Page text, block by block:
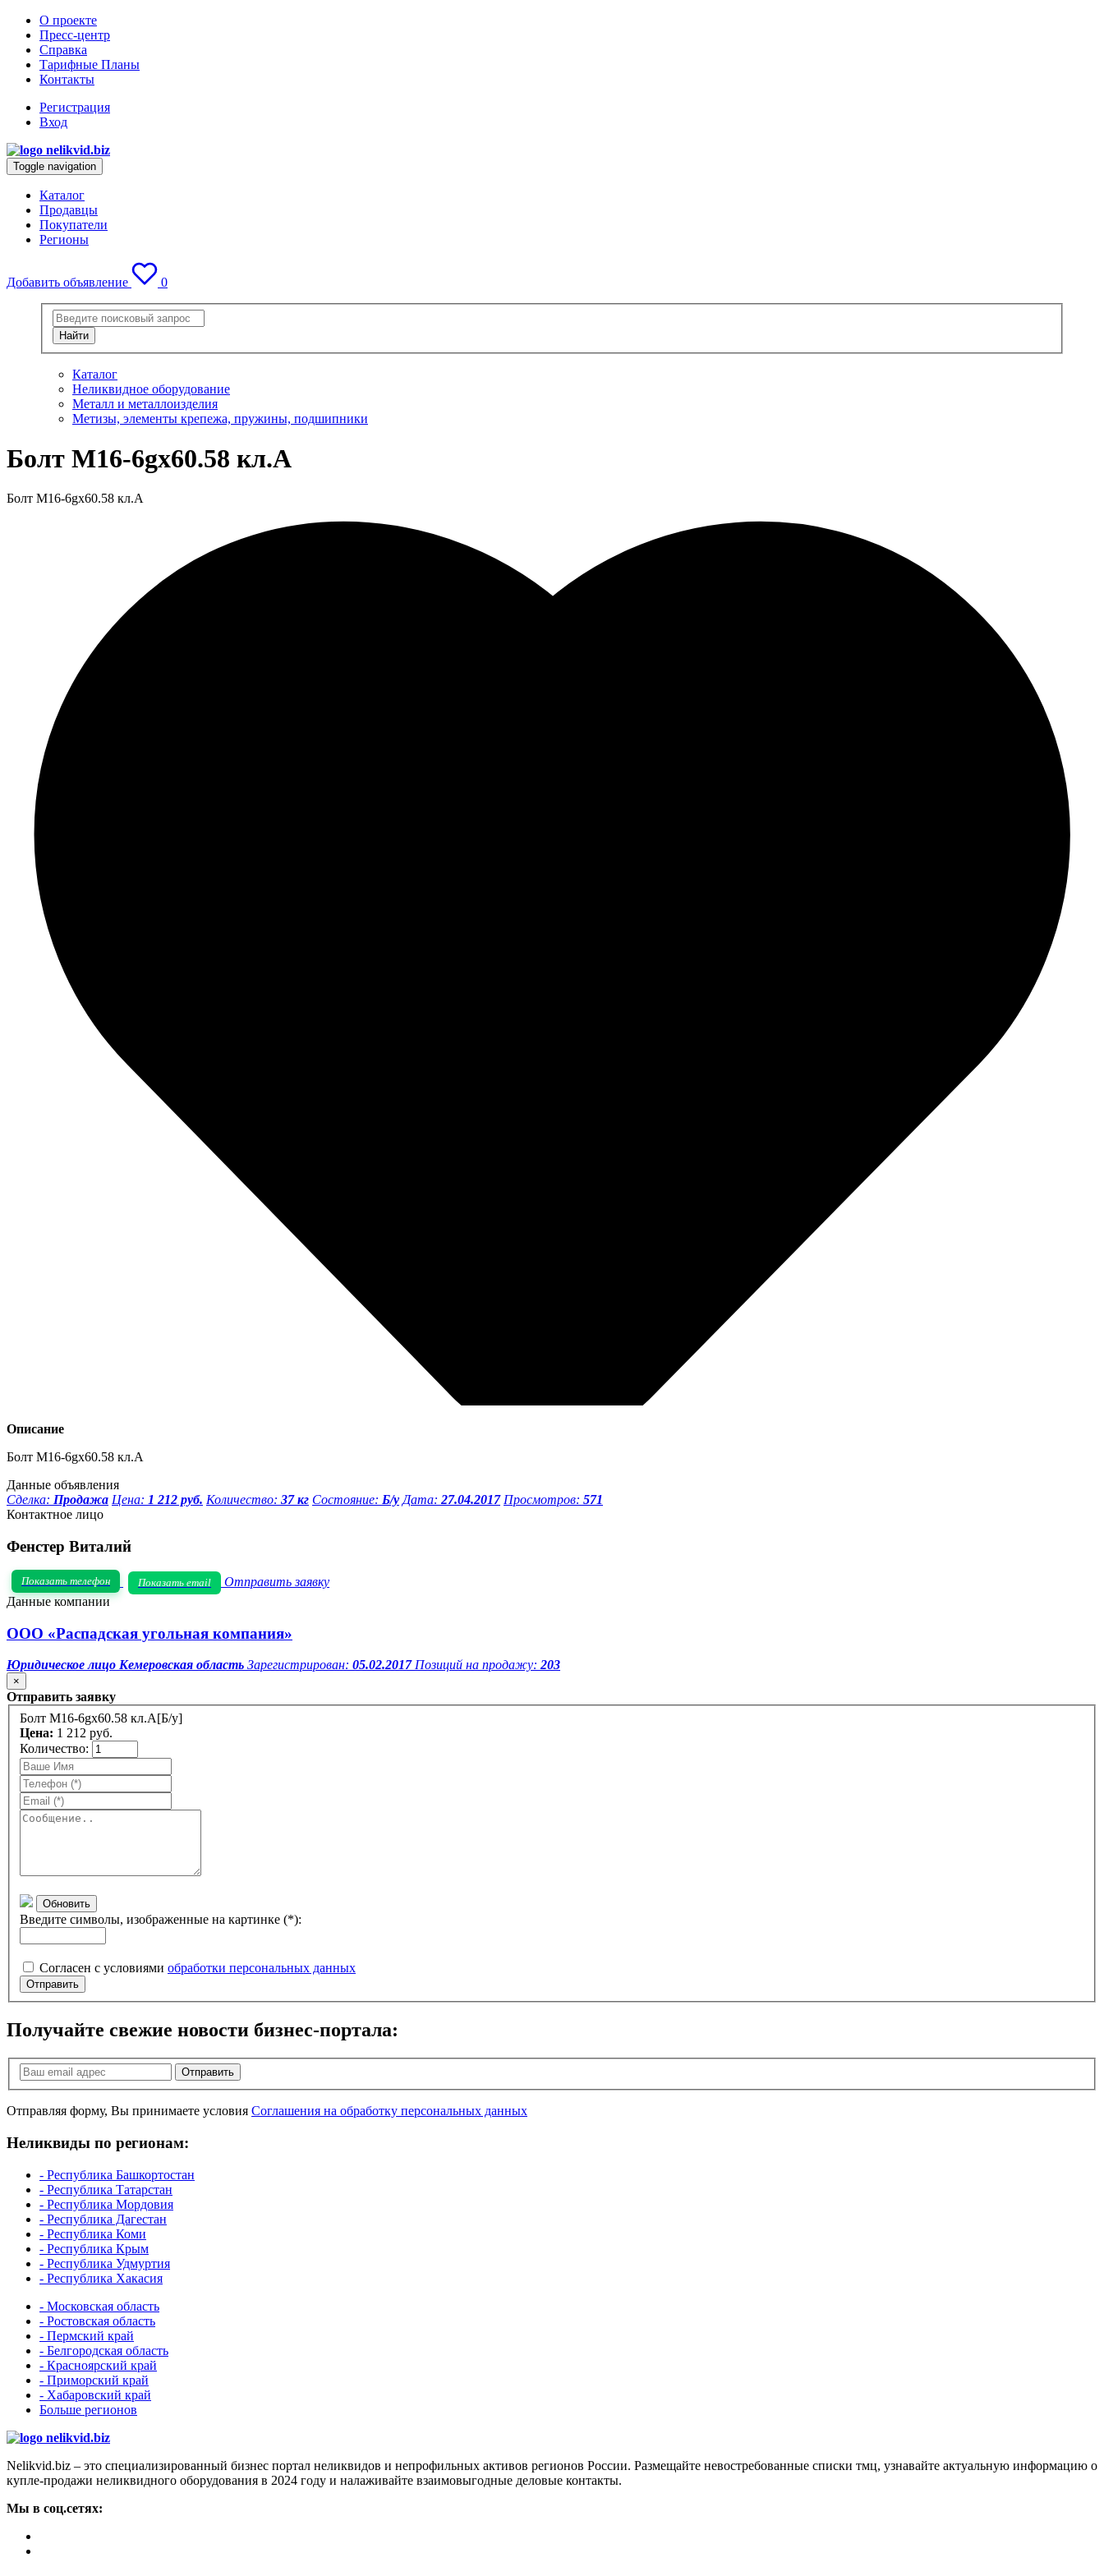
О проекте
Пресс-центр
Справка
Тарифные Планы
Контакты
Регистрация
Вход
Toggle navigation
Каталог
Продавцы
Покупатели
Регионы
Добавить объявление 0
Найти
Каталог
Неликвидное оборудование
Металл и металлоизделия
Метизы, элементы крепежа, пружины, подшипники
Болт М16-6gх60.58 кл.А
Болт М16-6gх60.58 кл.А
Описание
Болт М16-6gх60.58 кл.А
Данные объявления
Сделка: Продажа Цена: 1 212 руб. Количество: 37 кг Состояние: Б/у Дата:27.04.2017 Просмотров: 571
Контактное лицо
Фенстер Виталий
Показать телефон Показать email
Отправить заявку
Данные компании
ООО «Распадская угольная компания»
Юридическое лицо Кемеровская область Зарегистрирован: 05.02.2017 Позиций на продажу: 203
×
Отправить заявку
Болт М16-6gх60.58 кл.А[Б/у]
Цена: 1 212 руб.
Количество:
Обновить
Введите символы, изображенные на картинке (*):
Согласен с условиями обработки персональных данных
Отправить
Получайте свежие новости бизнес-портала:
Отправить
Отправляя форму, Вы принимаете условия Соглашения на обработку персональных данных
Неликвиды по регионам:
- Республика Башкортостан
- Республика Татарстан
- Республика Мордовия
- Республика Дагестан
- Республика Коми
- Республика Крым
- Республика Удмуртия
- Республика Хакасия
- Московская область
- Ростовская область
- Пермский край
- Белгородская область
- Красноярский край
- Приморский край
- Хабаровский край
Больше регионов
Nelikvid.biz – это специализированный бизнес портал неликвидов и непрофильных активов регионов России. Размещайте невостребованные списки тмц, узнавайте актуальную информацию о
купле-продажи неликвидного оборудования в 2024 году и налаживайте взаимовыгодные деловые контакты.
Мы в соц.сетях: